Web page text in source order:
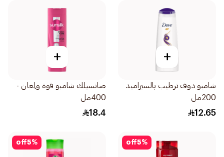
+
شامبو دوف ترطيب بالسيراميد
200مل
12.65
+
صانسيلك شامبو قوة ولمعان -
400مل
18.4
5%
off
5%
off